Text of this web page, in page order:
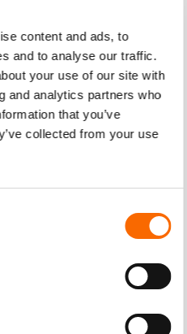
content and ads, to
and to analyse our traffic.
your use of our site with
and analytics partners who
that you’ve
collected from your use